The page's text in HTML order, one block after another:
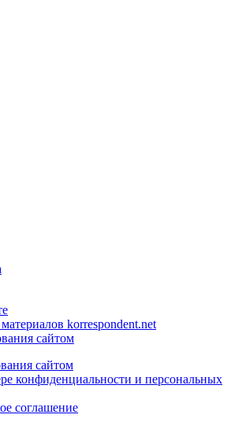
korrespondent.net
сайтом
сайтом
конфиденциальности и персональных
соглашение